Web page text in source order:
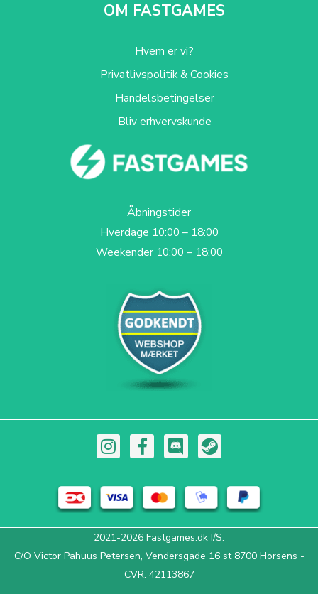
OM FASTGAMES
Hvem er vi?
Privatlivspolitik & Cookies
Handelsbetingelser
Bliv erhvervskunde
Åbningstider
Hverdage 10:00 – 18:00
Weekender 10:00 – 18:00
I
n
t
a
g
r
a
F
a
e
b
o
o
k
-
D
i
c
o
r
d
S
t
a
m
2021-2026 Fastgames.dk I/S.
C/O Victor Pahuus Petersen, Vendersgade 16 st 8700 Horsens -
CVR. 42113867